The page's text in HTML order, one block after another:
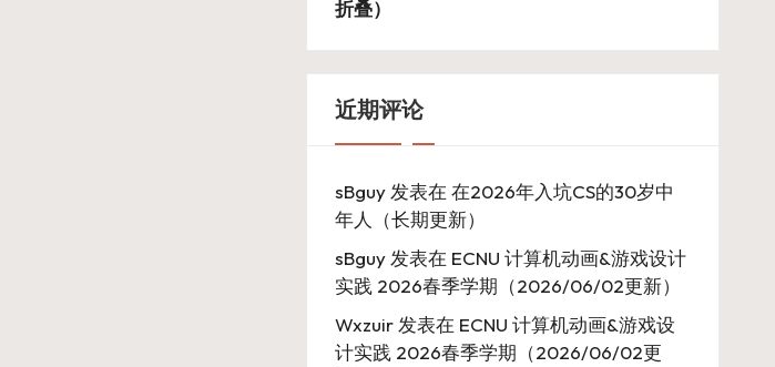
折叠）
近期评论
sBguy发表在 在2026年入坑CS的30岁中
年人（长期更新）
sBguy发表在 ECNU 计算机动画&游戏设计
实践 2026春季学期（2026/06/02更新）
Wxzuir发表在 ECNU 计算机动画&游戏设
计实践 2026春季学期（2026/06/02更